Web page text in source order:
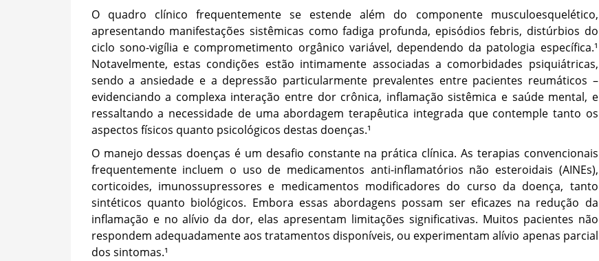
O quadro clínico frequentemente se estende além do componente musculoesquelético,
apresentando manifestações sistêmicas como fadiga profunda, episódios febris, distúrbios do
ciclo sono-vigília e comprometimento orgânico variável, dependendo da patologia específica.¹
Notavelmente, estas condições estão intimamente associadas a comorbidades psiquiátricas,
sendo a ansiedade e a depressão particularmente prevalentes entre pacientes reumáticos –
evidenciando a complexa interação entre dor crônica, inflamação sistêmica e saúde mental, e
ressaltando a necessidade de uma abordagem terapêutica integrada que contemple tanto os
aspectos físicos quanto psicológicos destas doenças.¹
O manejo dessas doenças é um desafio constante na prática clínica. As terapias convencionais
frequentemente incluem o uso de medicamentos anti-inflamatórios não esteroidais (AINEs),
corticoides, imunossupressores e medicamentos modificadores do curso da doença, tanto
sintéticos quanto biológicos. Embora essas abordagens possam ser eficazes na redução da
inflamação e no alívio da dor, elas apresentam limitações significativas. Muitos pacientes não
respondem adequadamente aos tratamentos disponíveis, ou experimentam alívio apenas parcial
dos sintomas.¹